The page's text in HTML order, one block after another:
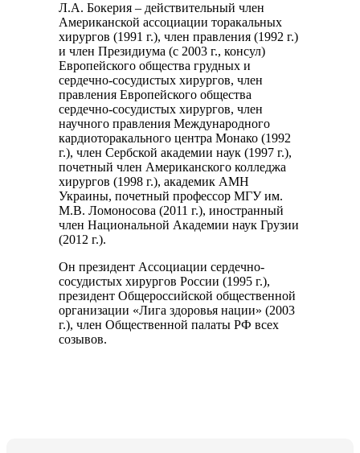
Л.А. Бокерия – действительный член
Американской ассоциации торакальных
хирургов (1991 г.), член правления (1992 г.)
и член Президиума (с 2003 г., консул)
Европейского общества грудных и
сердечно-сосудистых хирургов, член
правления Европейского общества
сердечно-сосудистых хирургов, член
научного правления Международного
кардиоторакального центра Монако (1992
г.), член Сербской академии наук (1997 г.),
почетный член Американского колледжа
хирургов (1998 г.), академик АМН
Украины, почетный профессор МГУ им.
М.В. Ломоносова (2011 г.), иностранный
член Национальной Академии наук Грузии
(2012 г.).
Он президент Ассоциации сердечно-
сосудистых хирургов России (1995 г.),
президент Общероссийской общественной
организации «Лига здоровья нации» (2003
г.), член Общественной палаты РФ всех
созывов.